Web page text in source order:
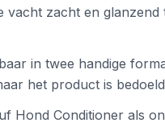
vacht zacht en
in twee handige
het product is
Hond Conditioner als